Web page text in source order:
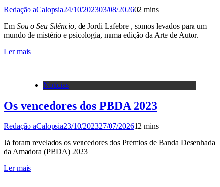
Redação aCalopsia24/10/202303/08/202602 mins
Em Sou o Seu Silêncio, de Jordi Lafebre , somos levados para um
mundo de mistério e psicologia, numa edição da Arte de Autor.
Ler mais
Notícias
Os vencedores dos PBDA 2023
Redação aCalopsia23/10/202327/07/202612 mins
Já foram revelados os vencedores dos Prémios de Banda Desenhada
da Amadora (PBDA) 2023
Ler mais